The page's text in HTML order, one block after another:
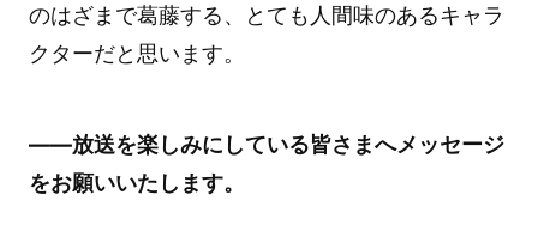
のはざまで葛藤する、とても人間味のあるキャラ
クターだと思います。
――放送を楽しみにしている皆さまへメッセージ
をお願いいたします。